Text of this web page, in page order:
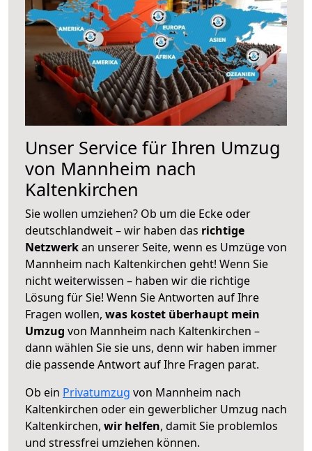
Unser Service für Ihren Umzug
von Mannheim nach
Kaltenkirchen
Sie wollen umziehen? Ob um die Ecke oder
deutschlandweit – wir haben das richtige
Netzwerkan unserer Seite, wenn es Umzüge von
Mannheim nach Kaltenkirchen geht! Wenn Sie
nicht weiterwissen – haben wir die richtige
Lösung für Sie! Wenn Sie Antworten auf Ihre
Fragen wollen, was kostet überhaupt mein
Umzug von Mannheim nach Kaltenkirchen –
dann wählen Sie sie uns, denn wir haben immer
die passende Antwort auf Ihre Fragen parat.
Ob ein Privatumzug von Mannheim nach
Kaltenkirchen oder ein gewerblicher Umzug nach
Kaltenkirchen, wir helfen, damit Sie problemlos
und stressfrei umziehen können.